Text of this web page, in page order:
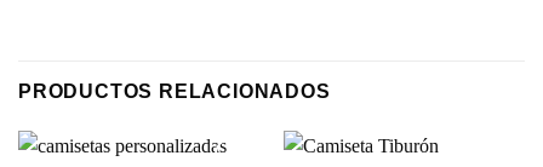
PRODUCTOS RELACIONADOS